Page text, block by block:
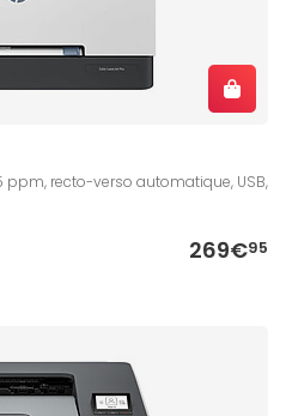
ppm, recto-verso automatique, USB,
269€95